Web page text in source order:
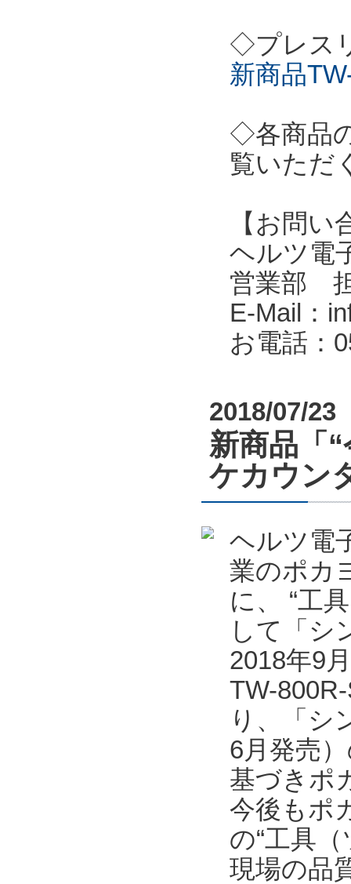
◇プレス
新商品
◇各商品
覧いただ
【お問い
ヘルツ電
営業部
E-Mail：
お電話：
2018/07/23
新商品「
ケカウン
ヘルツ電
業のポカ
に、 “工
して「シ
2018年9
TW-
り、「シ
6月発売
基づきポ
今後もポ
の“工具
現場の品